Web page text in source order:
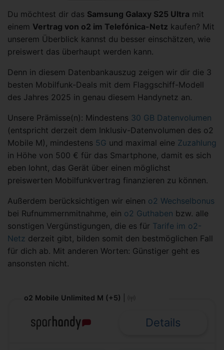
Du möchtest dir das Samsung Galaxy S25 Ultra mit
einem Vertrag von o2 im Telefónica-Netz kaufen? Mit
unserem Überblick kannst du besser einschätzen, wie
preiswert das überhaupt werden kann.
Denn in diesem Datenbankauszug zeigen wir dir die 3
besten Mobilfunk-Deals mit dem Flaggschiff-Modell
des Jahres 2025 in genau diesem Handynetz an.
Unsere Prämisse(n): Mindestens 30 GB Datenvolumen
(entspricht derzeit dem Inklusiv-Datenvolumen des o2
Mobile M), mindestens 5G und maximal eine Zuzahlung
in Höhe von 500 € für das Smartphone, damit es sich
eben lohnt, das Gerät über einen möglichst
preiswerten Mobilfunkvertrag finanzieren zu können.
Außerdem berücksichtigen wir einen o2 Wechselbonus
bei Rufnummernmitnahme, ein o2 Guthaben bzw. alle
sonstigen Vergünstigungen, die es für Tarife im o2-
Netz derzeit gibt, bilden somit den bestmöglichen Fall
für dich ab. Mit anderen Worten: Günstiger geht es
ansonsten nicht.
o2 Mobile Unlimited M (+5)
Details